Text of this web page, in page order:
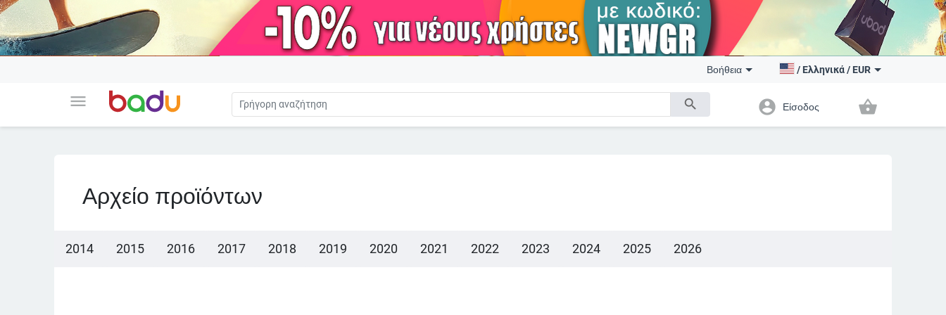
menu search
Βοήθεια / Ελληνικά/ EUR
account_circle Είσοδος shopping_basket
Αρχείο προϊόντων
2014 2015 2016 2017 2018 2019 2020 2021 2022 2023 2024 2025 2026